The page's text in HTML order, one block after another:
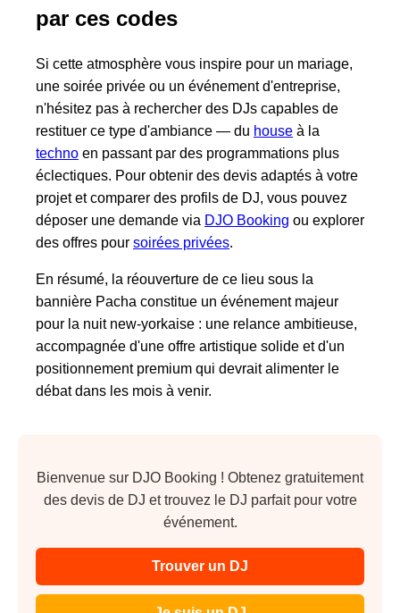
par ces codes
Si cette atmosphère vous inspire pour un mariage,
une soirée privée ou un événement d'entreprise,
n'hésitez pas à rechercher des DJs capables de
restituer ce type d'ambiance — du house à la
techno en passant par des programmations plus
éclectiques. Pour obtenir des devis adaptés à votre
projet et comparer des profils de DJ, vous pouvez
déposer une demande via DJO Booking ou explorer
des offres pour soirées privées.
En résumé, la réouverture de ce lieu sous la
bannière Pacha constitue un événement majeur
pour la nuit new-yorkaise : une relance ambitieuse,
accompagnée d'une offre artistique solide et d'un
positionnement premium qui devrait alimenter le
débat dans les mois à venir.
Bienvenue sur DJO Booking ! Obtenez gratuitement
des devis de DJ et trouvez le DJ parfait pour votre
événement.
Trouver un DJ